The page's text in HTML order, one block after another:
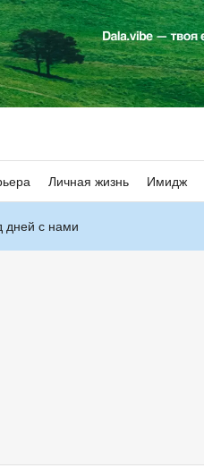
Личная жизнь Имидж
дней с нами